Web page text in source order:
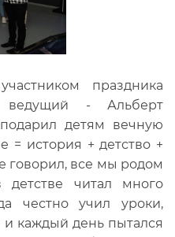
праздника
ведущий - Альберт
детям вечную
= история + детство +
говорил, все мы родом
читал много
честно учил уроки,
каждый день пытался